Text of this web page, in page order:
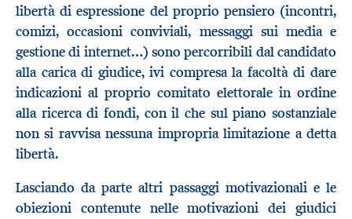
libertà di espressione del proprio pensiero (incontri,
comizi, occasioni conviviali, messaggi sui media e
gestione di internet…) sono percorribili dal candidato
alla carica di giudice, ivi compresa la facoltà di dare
indicazioni al proprio comitato elettorale in ordine
alla ricerca di fondi, con il che sul piano sostanziale
non si ravvisa nessuna impropria limitazione a detta
libertà.
Lasciando da parte altri passaggi motivazionali e le
obiezioni contenute nelle motivazioni dei giudici